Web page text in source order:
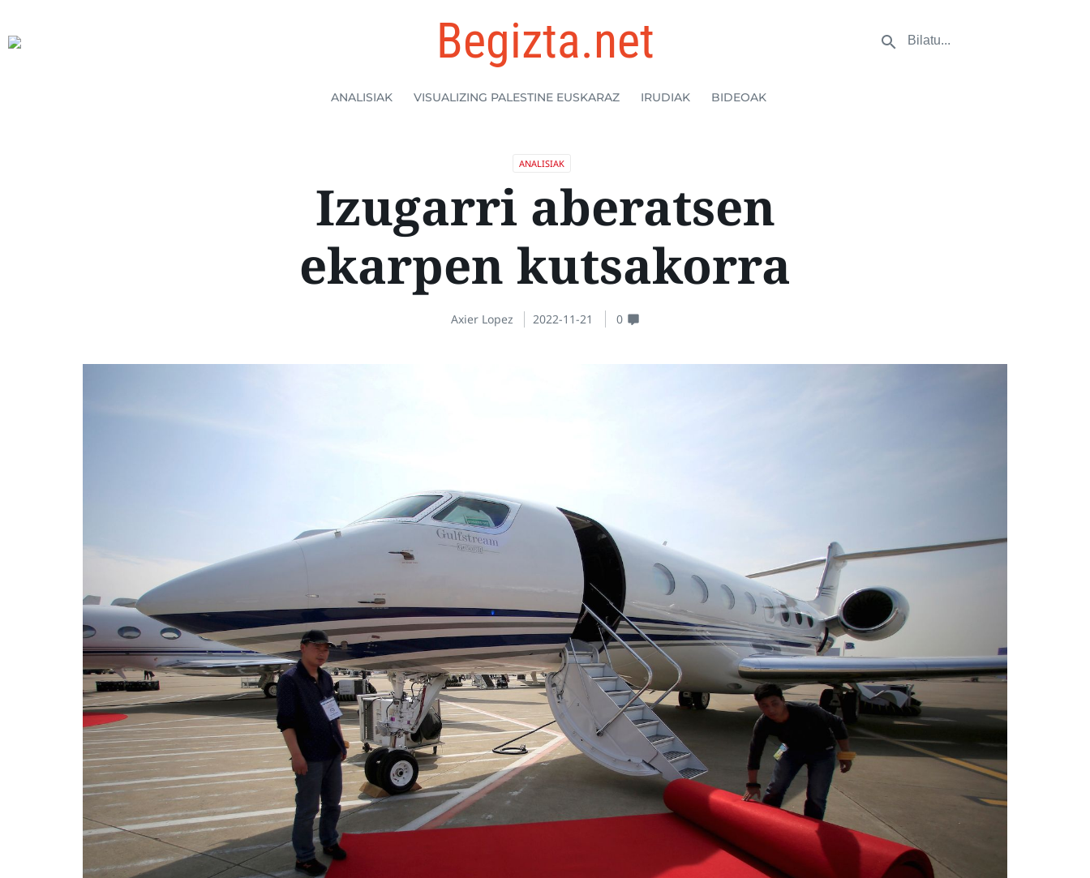
Begizta.net
ANALISIAK VISUALIZING PALESTINE EUSKARAZ IRUDIAK BIDEOAK
ANALISIAK
Izugarri aberatsen
ekarpen kutsakorra
Axier Lopez 2022-11-21 0